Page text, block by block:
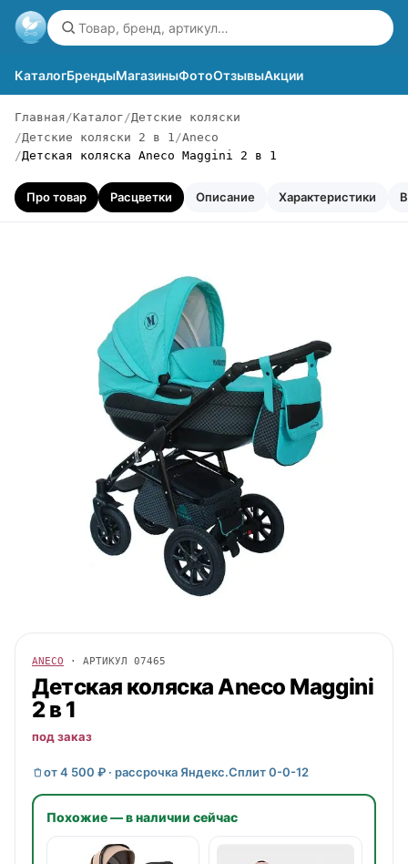
КаталогБрендыМагазиныФотоОтзывыАкции
Главная Каталог Детские коляски
Детские коляски 2 в 1 Aneco
Детская коляска Aneco Maggini 2 в 1
Про товар Расцветки Описание Характеристики
ANECO · АРТИКУЛ 07465
Детская коляскаAneco Maggini
2 в 1
под заказ
от 4 500 ₽ · рассрочка Яндекс.Сплит 0-0-12
Похожие — в наличии сейчас